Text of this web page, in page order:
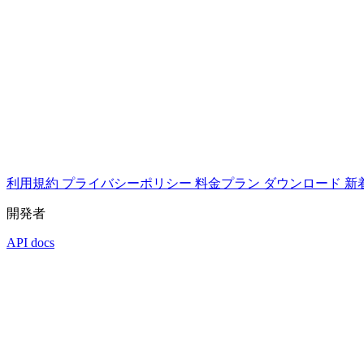
利用規約 プライバシーポリシー 料金プラン ダウンロード 新
開発者
API docs